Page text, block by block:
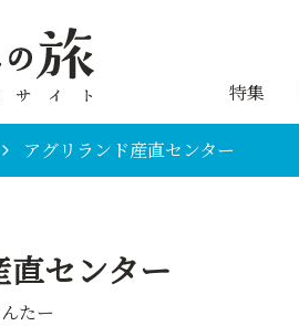
特集
アグリランド産直センター
直センター
たー